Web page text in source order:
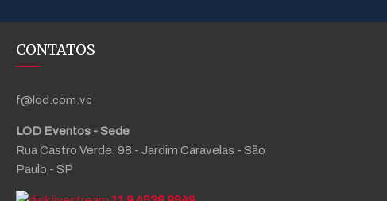
CONTATOS
f@lod.com.vc
LOD Eventos - Sede
Rua Castro Verde, 98 - Jardim Caravelas - São
Paulo - SP